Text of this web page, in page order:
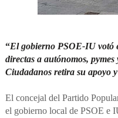
“El gobierno PSOE-IU votó
directas a autónomos,
Ciudadanos retira su apoyo
El concejal del Partido
el gobierno local de PSOE e